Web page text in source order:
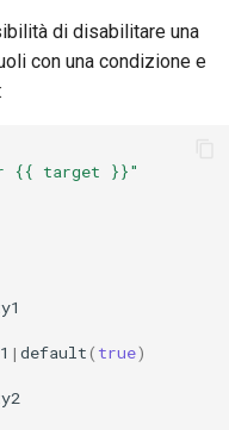
di disabilitare una
con una condizione e
{{ target }}"
| default( true)